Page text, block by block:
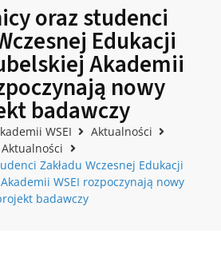
oraz studenci
Edukacji
Akademii
nowy
badawczy
WSEI
Aktualności
Aktualności
Zakładu Wczesnej Edukacji
WSEI rozpoczynają nowy
badawczy